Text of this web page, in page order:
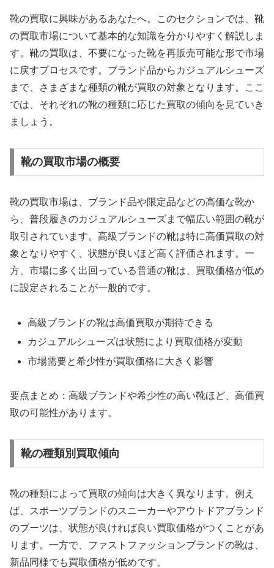
靴の買取に興味があるあなたへ。このセクションでは、靴
の買取市場について基本的な知識を分かりやすく解説しま
す。靴の買取は、不要になった靴を再販売可能な形で市場
に戻すプロセスです。ブランド品からカジュアルシューズ
まで、さまざまな種類の靴が買取の対象となります。ここ
では、それぞれの靴の種類に応じた買取の傾向を見ていき
ましょう。
靴の買取市場の概要
靴の買取市場は、ブランド品や限定品などの高価な靴か
ら、普段履きのカジュアルシューズまで幅広い範囲の靴が
取引されています。高級ブランドの靴は特に高価買取の対
象となりやすく、状態が良いほど高く評価されます。一
方、市場に多く出回っている普通の靴は、買取価格が低め
に設定されることが一般的です。
高級ブランドの靴は高価買取が期待できる
カジュアルシューズは状態により買取価格が変動
市場需要と希少性が買取価格に大きく影響
要点まとめ：高級ブランドや希少性の高い靴ほど、高価買
取の可能性があります。
靴の種類別買取傾向
靴の種類によって買取の傾向は大きく異なります。例え
ば、スポーツブランドのスニーカーやアウトドアブランド
のブーツは、状態が良ければ良い買取価格がつくことがあ
ります。一方で、ファストファッションブランドの靴は、
新品同様でも買取価格が低めです。